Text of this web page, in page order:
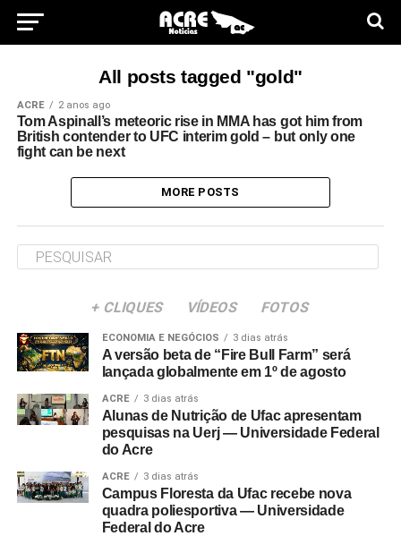
All posts tagged "gold"
ACRE 2 anos ago
Tom Aspinall’s meteoric rise in MMA has got him from
British contender to UFC interim gold – but only one
fight can be next
MORE POSTS
+ CLIQUES VÍDEOS FOTOS
ECONOMIA E NEGÓCIOS 3 dias atrás
A versão beta de “Fire Bull Farm” será
lançada globalmente em 1º de agosto
ACRE 3 dias atrás
Alunas de Nutrição de Ufac apresentam
pesquisas na Uerj — Universidade Federal
do Acre
ACRE 3 dias atrás
Campus Floresta da Ufac recebe nova
quadra poliesportiva — Universidade
Federal do Acre